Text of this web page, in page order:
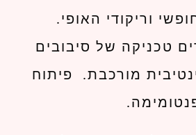
וריקודי האופי.
טכניקה של סיבובים
מורכבת. פיתוח